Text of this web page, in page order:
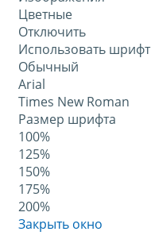
Цветные
Отключить
Использовать шрифт
Обычный
Arial
Times New Roman
Размер шрифта
100%
125%
150%
175%
200%
Закрыть окно